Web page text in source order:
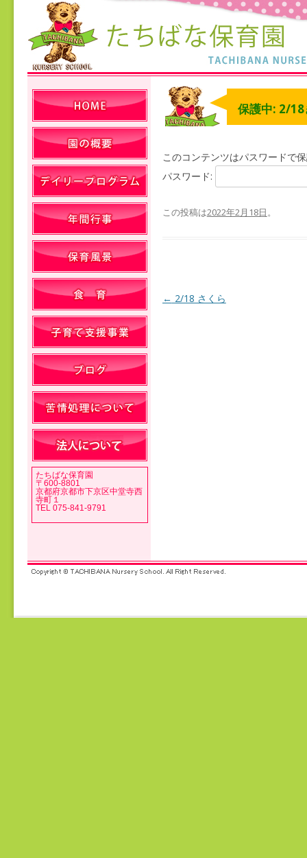
保護中: 2/18
このコンテンツはパスワードで
パスワード:
この投稿は2022年2月18日。
投稿ナビゲーション
← 2/18 さくら
たちばな保育園
〒600-8801
京都府京都市下京区中堂寺西
寺町１
TEL 075-841-9791